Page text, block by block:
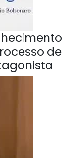
de